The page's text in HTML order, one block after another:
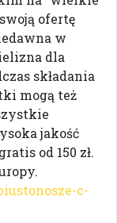
ofertę
w
dla
składania
mogą też
jakość
od 150 zł.
c-